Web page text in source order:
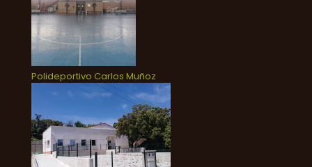
Polideportivo Carlos Muñoz